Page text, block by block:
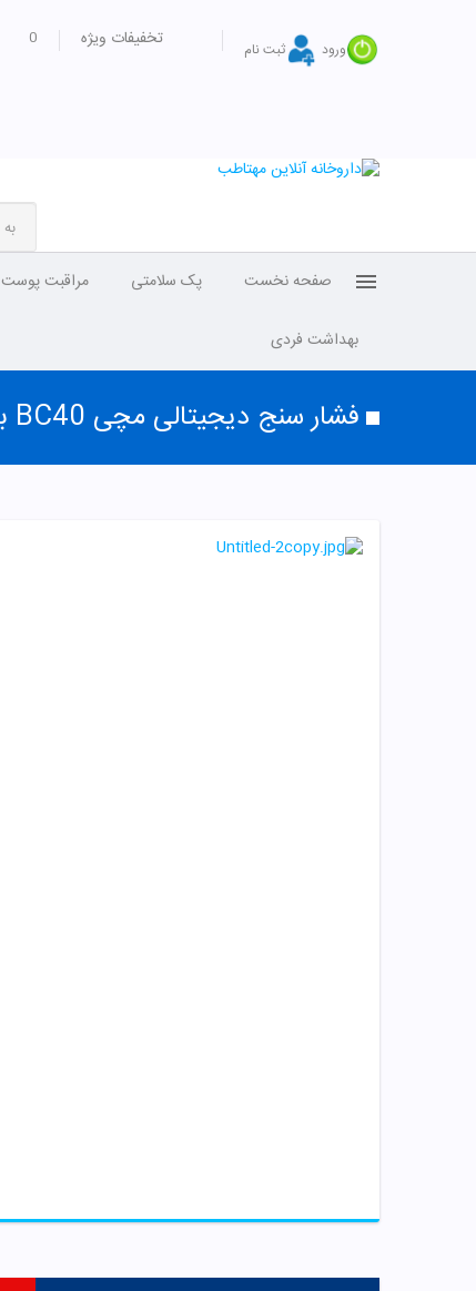
ورود ثبت نام تخفیفات ویژه 0
صفحه نخست پک سلامتی مراقبت پوست
بهداشت فردی
فشار سنج دیجیتالی مچی BC40 بیورر